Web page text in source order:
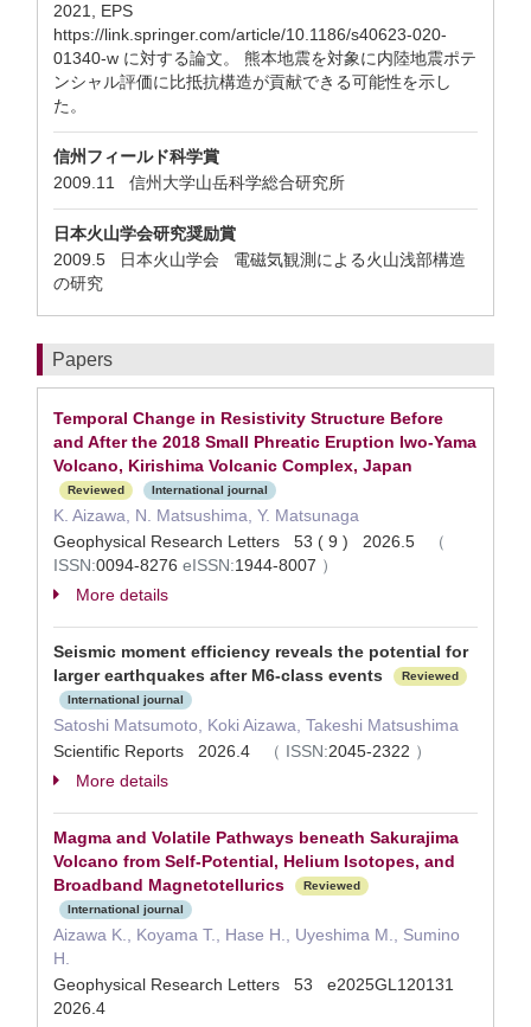
2021, EPS
https://link.springer.com/article/10.1186/s40623-020-
01340-w に対する論文。 熊本地震を対象に内陸地震ポテ
ンシャル評価に比抵抗構造が貢献できる可能性を示し
た。
信州フィールド科学賞
2009.11 信州大学山岳科学総合研究所
日本火山学会研究奨励賞
2009.5 日本火山学会 電磁気観測による火山浅部構造
の研究
Papers
Temporal Change in Resistivity Structure Before
and After the 2018 Small Phreatic Eruption Iwo‐Yama
Volcano, Kirishima Volcanic Complex, Japan
Reviewed International journal
K. Aizawa, N. Matsushima, Y. Matsunaga
Geophysical Research Letters 53 ( 9 ) 2026.5
（
ISSN:0094-8276 eISSN:1944-8007 ）
More details
Seismic moment efficiency reveals the potential for
larger earthquakes after M6-class events
Reviewed
International journal
Satoshi Matsumoto, Koki Aizawa, Takeshi Matsushima
Scientific Reports 2026.4
（ ISSN:2045-2322 ）
More details
Magma and Volatile Pathways beneath Sakurajima
Volcano from Self-Potential, Helium Isotopes, and
Broadband Magnetotellurics
Reviewed
International journal
Aizawa K., Koyama T., Hase H., Uyeshima M., Sumino
H.
Geophysical Research Letters 53 e2025GL120131
2026.4